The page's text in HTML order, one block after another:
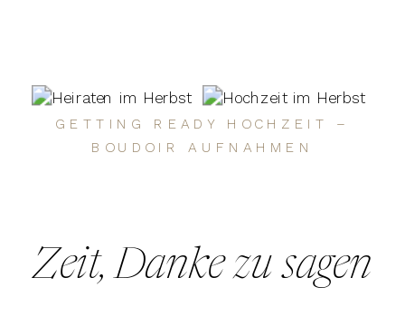
GETTING READY HOCHZEIT –
BOUDOIR AUFNAHMEN
Zeit, Danke zu sagen